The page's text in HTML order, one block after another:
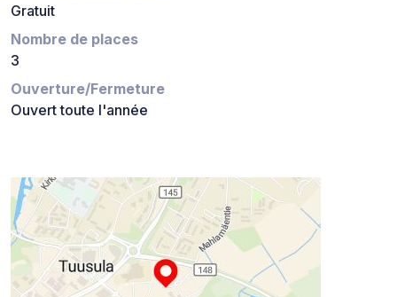
Gratuit
Nombre de places
3
Ouverture/Fermeture
Ouvert toute l'année